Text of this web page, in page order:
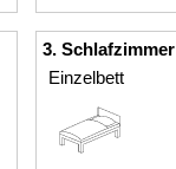
3. Schlafzimmer
Einzelbett